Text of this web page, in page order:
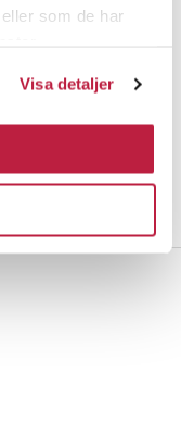
som de har
Visa detaljer